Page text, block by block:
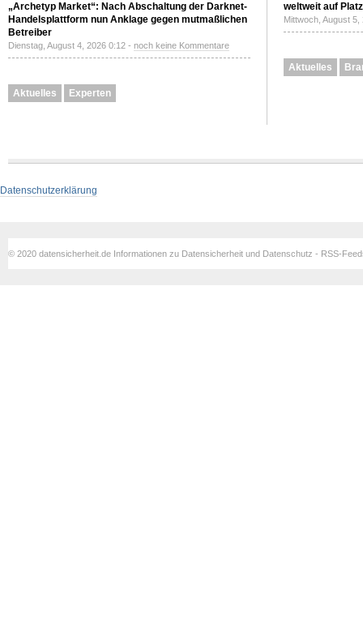
„Archetyp Market“: Nach Abschaltung der Darknet-
Handelsplattform nun Anklage gegen mutmaßlichen
Betreiber
Dienstag, August 4, 2026 0:12 - noch keine Kommentare
Aktuelles Experten
weltweit auf
Mittwoch, August
Aktuelles
Datenschutzerklärung
© 2020 datensicherheit.de Informationen zu Datensicherheit und Datenschutz - RSS-